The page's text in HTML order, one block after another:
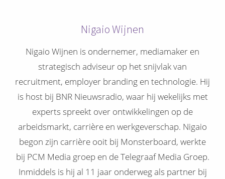
Nigaio Wijnen
Nigaio Wijnen is ondernemer, mediamaker en
strategisch adviseur op het snijvlak van
recruitment, employer branding en technologie. Hij
is host bij BNR Nieuwsradio, waar hij wekelijks met
experts spreekt over ontwikkelingen op de
arbeidsmarkt, carrière en werkgeverschap. Nigaio
begon zijn carrière ooit bij Monsterboard, werkte
bij PCM Media groep en de Telegraaf Media Groep.
Inmiddels is hij al 11 jaar onderweg als partner bij